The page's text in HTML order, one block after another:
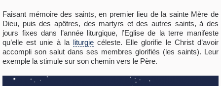
Faisant mémoire des saints, en premier lieu de la sainte Mère de
Dieu, puis des apôtres, des martyrs et des autres saints, à des
jours fixes dans l’année liturgique, l’Eglise de la terre manifeste
qu’elle est unie à la liturgiecéleste. Elle glorifie le Christ d’avoir
accompli son salut dans ses membres glorifiés (les saints). Leur
exemple la stimule sur son chemin vers le Père.